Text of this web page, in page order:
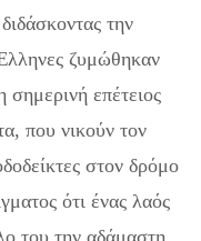
την
ζυμώθηκαν
σημερινή επέτειος
που νικούν τον
στον δρόμο
ότι ένας λαός
του την αδάμαστη